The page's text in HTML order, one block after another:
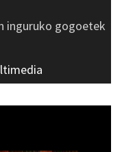
inguruko gogoetek